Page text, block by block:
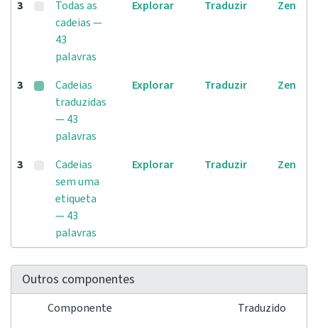
3
Todas as
cadeias —
43
palavras
Explorar Traduzir Zen
3
Cadeias
traduzidas
— 43
palavras
Explorar Traduzir Zen
3
Cadeias
sem uma
etiqueta
— 43
palavras
Explorar Traduzir Zen
Outros componentes
Componente
Traduzido